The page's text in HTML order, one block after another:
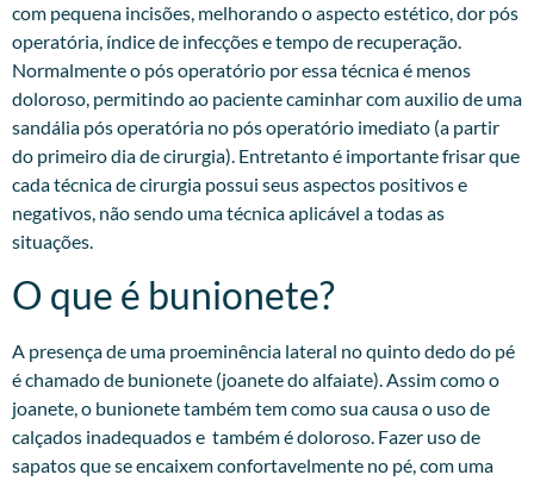
com pequena incisões, melhorando o aspecto estético, dor pós
operatória, índice de infecções e tempo de recuperação.
Normalmente o pós operatório por essa técnica é menos
doloroso, permitindo ao paciente caminhar com auxilio de uma
sandália pós operatória no pós operatório imediato (a partir
do primeiro dia de cirurgia). Entretanto é importante frisar que
cada técnica de cirurgia possui seus aspectos positivos e
negativos, não sendo uma técnica aplicável a todas as
situações.
O que é bunionete?
A presença de uma proeminência lateral no quinto dedo do pé
é chamado de bunionete (joanete do alfaiate). Assim como o
joanete, o bunionete também tem como sua causa o uso de
calçados inadequados e também é doloroso. Fazer uso de
sapatos que se encaixem confortavelmente no pé, com uma